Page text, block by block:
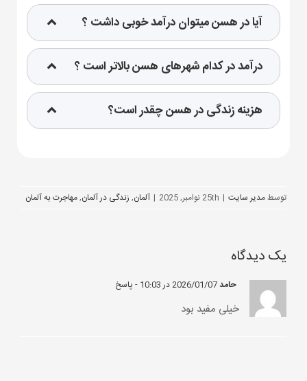
آیا در هسن میتوان درآمد خوبی داشت ؟
درآمد در کدام شهرهای هسن بالاتر است ؟
هزینه زندگی در هسن چقدر است؟
توسطمدیر سایت | 25th نوامبر, 2025 | آلمان, زندگی در آلمان,مهاجرت به آلمان
یک دیدگاه
حامد - پاسخ
خیلی مفید بود